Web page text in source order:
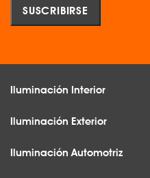
Iluminación Interior
Iluminación Exterior
Iluminación Automotriz